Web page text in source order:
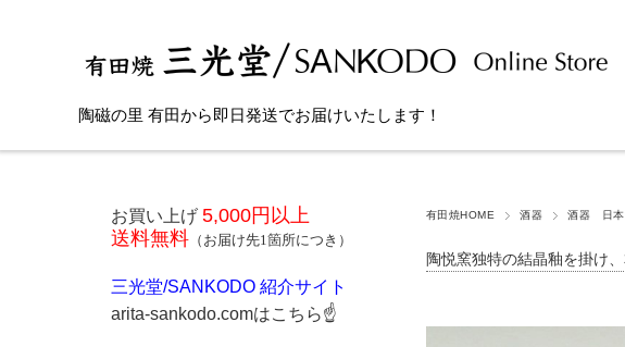
陶磁の里 有田から即日発送でお届けいたします！
有田焼HOME 酒器 酒器 日本
陶悦窯独特の結晶釉を掛け
お買い上げ 5,000円以上
送料無料 （お届け先1箇所につき）
三光堂/SANKODO 紹介サイト
arita-sankodo.comはこちら☝